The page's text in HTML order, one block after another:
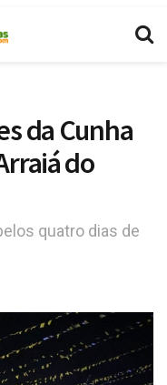
da Cunha
do
quatro dias de